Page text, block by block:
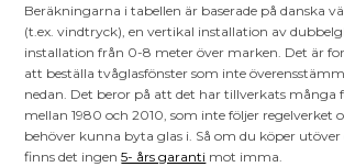
Beräkningarna i tabellen är baserade på danska
(t.ex. vindtryck), en vertikal installation av
installation från 0-8 meter över marken. Det är
att beställa tvåglasfönster som inte
nedan. Det beror på att det har tillverkats många
mellan 1980 och 2010, som inte följer regelverket
behöver kunna byta glas i. Så om du köper
finns det ingen5- års garanti mot imma.